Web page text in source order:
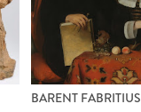
BARENT FABRITIUS